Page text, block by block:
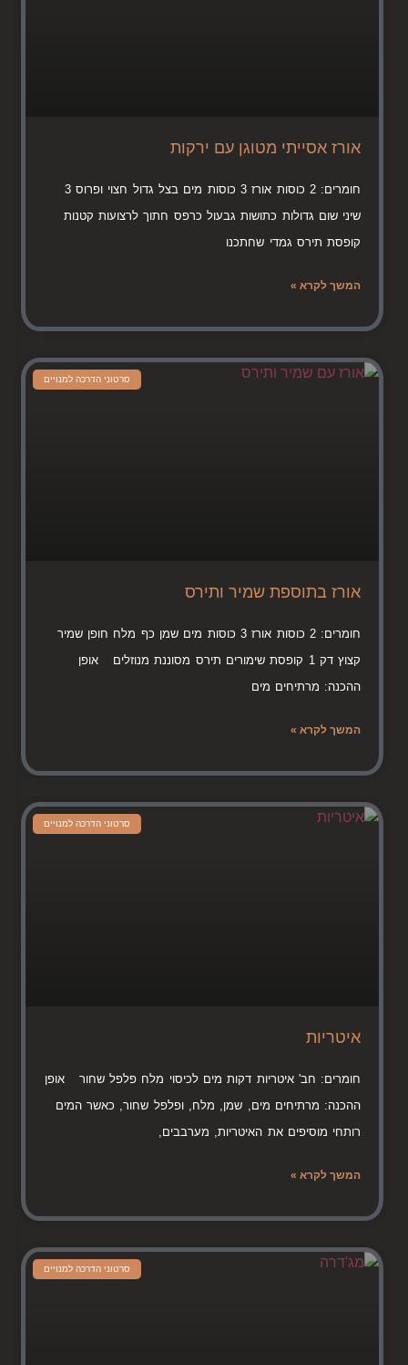
אורז אסייתי מטוגן עם ירקות
חומרים: 2 כוסות אורז 3 כוסות מים בצל גדול חצוי ופרוס 3
שיני שום גדולות כתושות גבעול כרפס חתוך לרצועות קטנות
קופסת תירס גמדי שחתכנו
המשך לקרא »
סרטוני הדרכה למנויים
אורז בתוספת שמיר ותירס
חומרים: 2 כוסות אורז 3 כוסות מים שמן כף מלח חופן שמיר
קצוץ דק 1 קופסת שימורים תירס מסוננת מנוזלים אופן
ההכנה: מרתיחים מים
המשך לקרא »
סרטוני הדרכה למנויים
איטריות
חומרים: חב' איטריות דקות מים לכיסוי מלח פלפל שחור אופן
ההכנה: מרתיחים מים, שמן, מלח, ופלפל שחור, כאשר המים
רותחי מוסיפים את האיטריות, מערבבים,
המשך לקרא »
סרטוני הדרכה למנויים